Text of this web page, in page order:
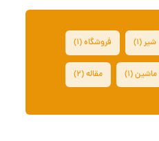
شیر(۱) فروشگاه(۱)
ماشین(۱) مقاله(۲)